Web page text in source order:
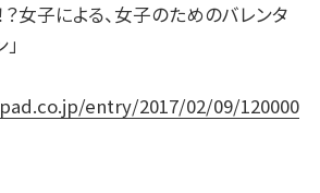
女子による、女子のためのバレンタ
entry/2017/02/09/120000